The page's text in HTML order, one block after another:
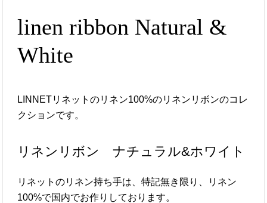
linen ribbon Natural &
White
LINNETリネットのリネン100%のリネンリボンのコレ
クションです。
リネンリボン ナチュラル&ホワイト
リネットのリネン持ち手は、特記無き限り、リネン
100%で国内でお作りしております。